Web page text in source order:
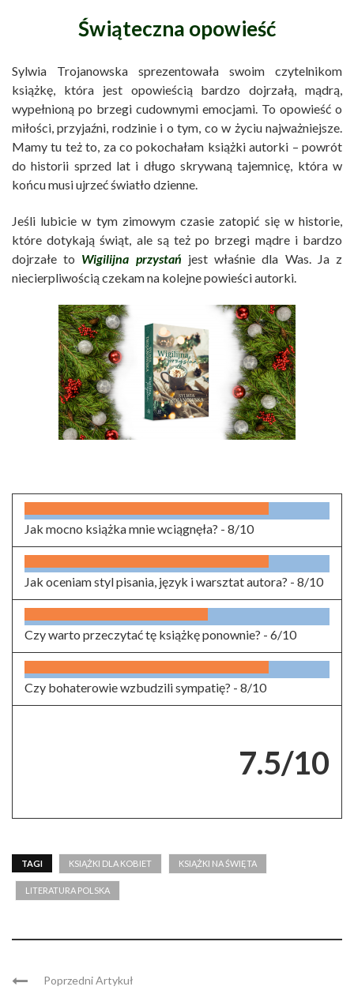
Świąteczna opowieść
Sylwia Trojanowska sprezentowała swoim czytelnikom
książkę, która jest opowieścią bardzo dojrzałą, mądrą,
wypełnioną po brzegi cudownymi emocjami. To opowieść o
miłości, przyjaźni, rodzinie i o tym, co w życiu najważniejsze.
Mamy tu też to, za co pokochałam książki autorki – powrót
do historii sprzed lat i długo skrywaną tajemnicę, która w
końcu musi ujrzeć światło dzienne.
Jeśli lubicie w tym zimowym czasie zatopić się w historie,
które dotykają świąt, ale są też po brzegi mądre i bardzo
dojrzałe to Wigilijna przystań jest właśnie dla Was. Ja z
niecierpliwością czekam na kolejne powieści autorki.
Jak mocno książka mnie wciągnęła? - 8/10
Jak oceniam styl pisania, język i warsztat autora? - 8/10
Czy warto przeczytać tę książkę ponownie? - 6/10
Czy bohaterowie wzbudzili sympatię? - 8/10
7.5/10
TAGI KSIĄŻKI DLA KOBIET KSIĄŻKI NA ŚWIĘTA
LITERATURA POLSKA
Poprzedni Artykuł